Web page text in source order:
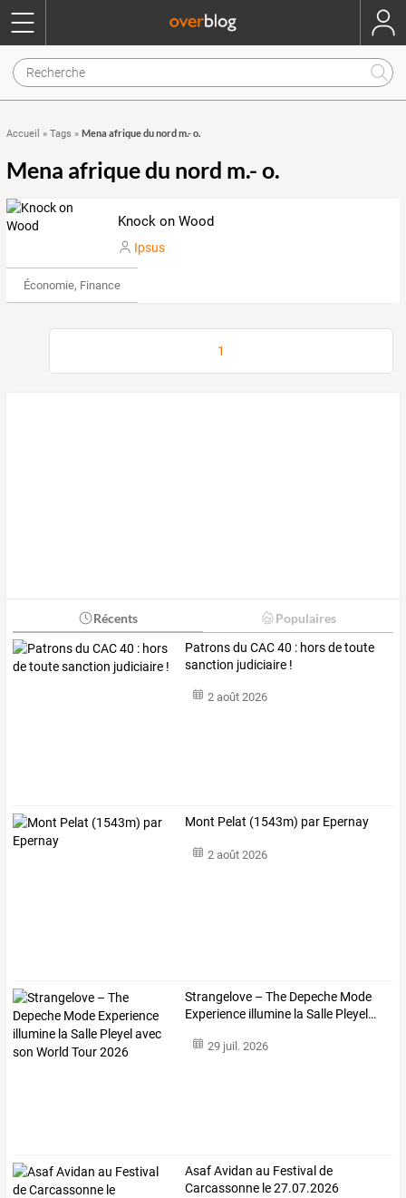
Accueil » Tags » Mena afrique du nord m.- o.
Mena afrique du nord m.- o.
Knock on Wood
Ipsus
Économie, Finance & Droit
1
Récents Populaires
Patrons du CAC 40 : hors de toute
sanction judiciaire !
2 août 2026
Mont Pelat (1543m) par Epernay
2 août 2026
Strangelove – The Depeche Mode
Experience illumine la Salle Pleyel…
29 juil. 2026
Asaf Avidan au Festival de
Carcassonne le 27.07.2026